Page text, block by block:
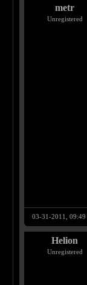
metr
Unregistered
03-31-2011, 09:49
Helion
Unregistered